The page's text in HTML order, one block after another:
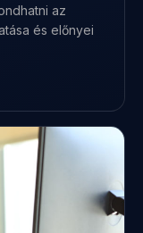
az
és előnyei